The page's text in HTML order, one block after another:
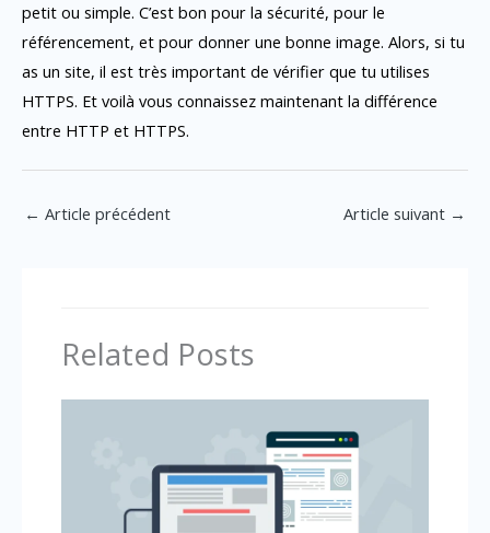
petit ou simple. C’est bon pour la sécurité, pour le
référencement, et pour donner une bonne image. Alors, si tu
as un site, il est très important de vérifier que tu utilises
HTTPS. Et voilà vous connaissez maintenant la différence
entre HTTP et HTTPS.
← Article précédent Article suivant →
Related Posts